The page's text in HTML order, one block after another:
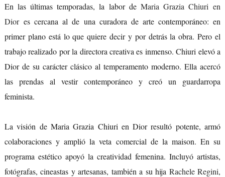
En las últimas temporadas, la labor de Maria Grazia Chiuri en
Diores cercana al de una curadora de arte contemporáneo: en
primer plano está lo que quiere decir y por detrás la obra. Pero el
trabajo realizado por la directora creativa es inmenso. Chiuri elevó a
Dior de su carácter clásico al temperamento moderno. Ella acercó
las prendas al vestir contemporáneo y creó un guardarropa
feminista.
La visión de Maria Grazia Chiuri en Dior resultó potente, armó
colaboraciones y amplió la veta comercial de la maison. En su
programa estético apoyó la creatividad femenina. Incluyó artistas,
fotógrafas, cineastas y artesanas, también a su hija Rachele Regini,